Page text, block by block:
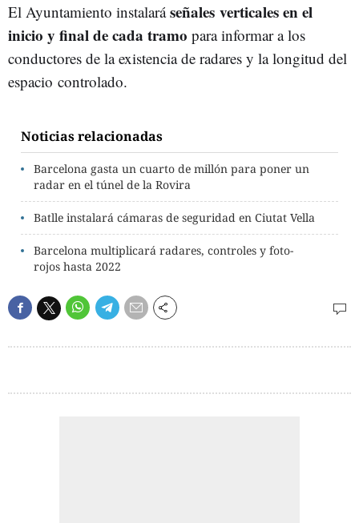
El Ayuntamiento instalaráseñales verticales en el
inicio y final de cada tramo para informar a los
conductores de la existencia de radares y la longitud del
espacio controlado.
Noticias relacionadas
Barcelona gasta un cuarto de millón para poner un
radar en el túnel de la Rovira
Batlle instalará cámaras de seguridad en Ciutat Vella
Barcelona multiplicará radares, controles y foto-
rojos hasta 2022